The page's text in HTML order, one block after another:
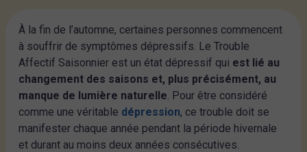
À la fin de l’automne, certaines personnes commencent
à souffrir de symptômes dépressifs. Le Trouble
Affectif Saisonnier est un état dépressif qui est lié au
changement des saisons et, plus précisément, au
manque de lumière naturelle. Pour être considéré
comme une véritable dépression, ce trouble doit se
manifester chaque année pendant la période hivernale
et durant au moins deux années consécutives.